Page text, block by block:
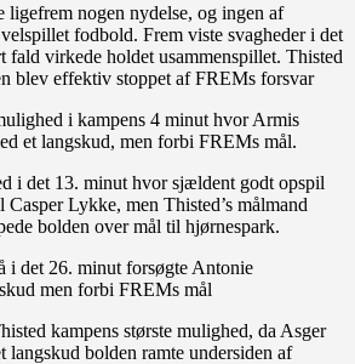
ligefrem nogen nydelse, og ingen af
fodbold. Frem viste svagheder i det
fald virkede holdet usammenspillet. Thisted
blev effektiv stoppet af FREMs forsvar
i kampens 4 minut hvor Armis
et langskud, men forbi FREMs mål.
i det 13. minut hvor sjældent godt opspil
Lykke, men Thisted’s målmand
bolden over mål til hjørnespark.
i det 26. minut forsøgte Antonie
men forbi FREMs mål
kampens største mulighed, da Asger
langskud bolden ramte undersiden af